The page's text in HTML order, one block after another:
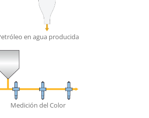
en agua producida
Medición del Color